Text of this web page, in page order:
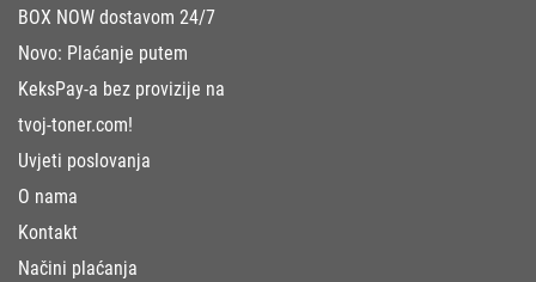
BOX NOW dostavom 24/7
Novo: Plaćanje putem
KeksPay-a bez provizije na
tvoj-toner.com!
Uvjeti poslovanja
O nama
Kontakt
Načini plaćanja